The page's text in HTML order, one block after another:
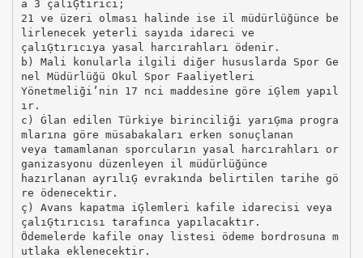
a 3 çalıĢtırıcı;
21 ve üzeri olması halinde ise il müdürlüğünce be
lirlenecek yeterli sayıda idareci ve
çalıĢtırıcıya yasal harcırahları ödenir.
b) Mali konularla ilgili diğer hususlarda Spor Ge
nel Müdürlüğü Okul Spor Faaliyetleri
Yönetmeliği’nin 17 nci maddesine göre iĢlem yapıl
ır.
c) Ġlan edilen Türkiye birinciliği yarıĢma progra
mlarına göre müsabakaları erken sonuçlanan
veya tamamlanan sporcuların yasal harcırahları or
ganizasyonu düzenleyen il müdürlüğünce
hazırlanan ayrılıĢ evrakında belirtilen tarihe gö
re ödenecektir.
ç) Avans kapatma iĢlemleri kafile idarecisi veya
çalıĢtırıcısı tarafınca yapılacaktır.
Ödemelerde kafile onay listesi ödeme bordrosuna m
utlaka eklenecektir.